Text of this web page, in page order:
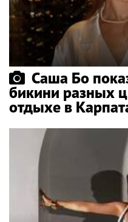
Саша Бо
бикини разных
отдыхе в